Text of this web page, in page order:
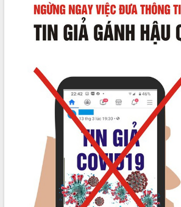
THỐNG KÊ TRUY CẬP
Hôm nay: 191